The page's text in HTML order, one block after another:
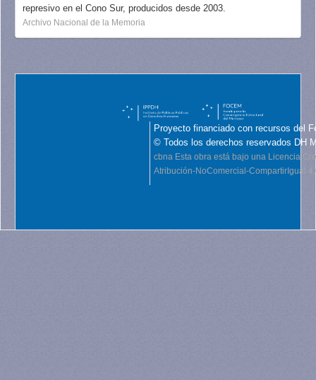
represivo en el Cono Sur, producidos desde 2003.
Archivo Nacional de la Memoria
Proyecto financiado con recursos del
© Todos los derechos reservados DH
cbna Esta obra está bajo una Licencia
Atribución-NoComercial-CompartirIgual